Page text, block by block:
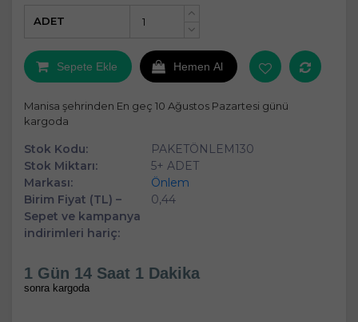
+
ADET
Sepete Ekle Hemen Al
Manisa şehrinden En geç 10 Ağustos Pazartesi günü
kargoda
Stok Kodu:
PAKETÖNLEM130
Stok Miktarı:
5+ ADET
Markası:
Önlem
Birim Fiyat (TL) –
Sepet ve kampanya
indirimleri hariç:
0,44
1 Gün 14 Saat 1 Dakika
sonra kargoda